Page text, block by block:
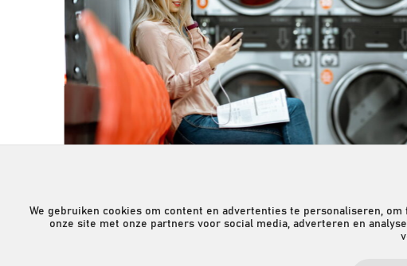
We gebruiken cookies om content en advertenties te personaliseren,
onze site met onze partners voor social media, adverteren en